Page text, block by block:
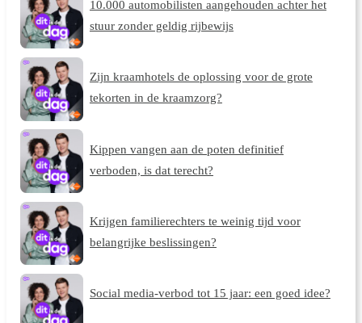
10.000 automobilisten aangehouden achter het
stuur zonder geldig rijbewijs
Zijn kraamhotels de oplossing voor de grote
tekorten in de kraamzorg?
Kippen vangen aan de poten definitief
verboden, is dat terecht?
Krijgen familierechters te weinig tijd voor
belangrijke beslissingen?
Social media-verbod tot 15 jaar: een goed idee?